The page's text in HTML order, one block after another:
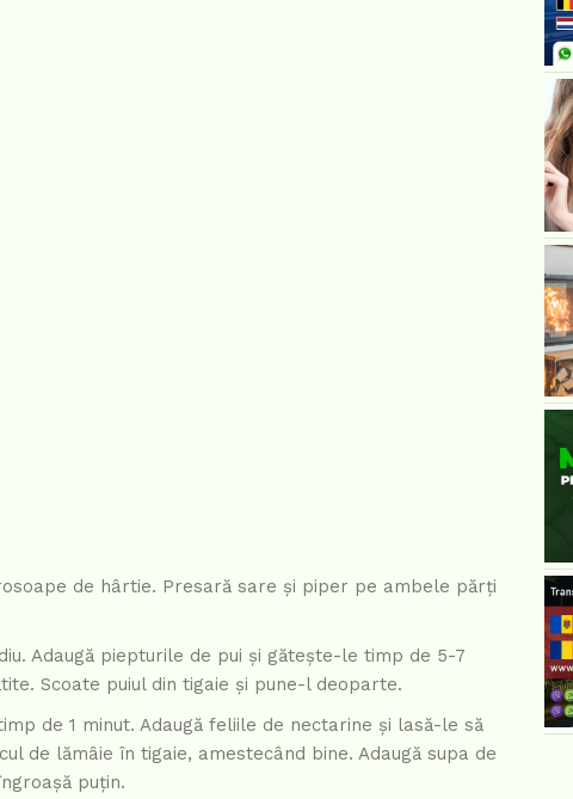
de hârtie. Presară sare și piper pe ambele părți
Adaugă piepturile de pui și gătește-le timp de 5-7
Scoate puiul din tigaie și pune-l deoparte.
de 1 minut. Adaugă feliile de nectarine și lasă-le să
de lămâie în tigaie, amestecând bine. Adaugă supa de
puțin.